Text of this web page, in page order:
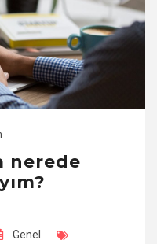
nerede
Genel